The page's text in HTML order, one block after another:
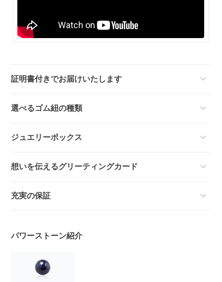
証明書付きでお届けいたします
選べるゴム紐の種類
ジュエリーボックス
想いを伝えるグリーティングカード
充実の保証
パワーストーン紹介